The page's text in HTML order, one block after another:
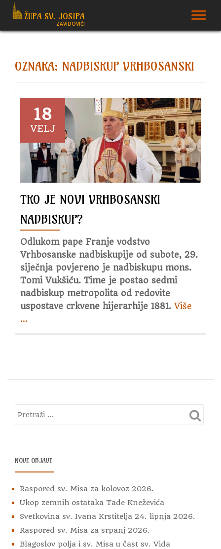
to
ŽUPA SV. JOSIPA
ZAVIDOVIĆI
OZNAKA: NADBISKUP VRHBOSANSKI
18
VELJ
TKO JE NOVI VRHBOSANSKI
NADBISKUP?
Odlukom pape Franje vodstvo
Vrhbosanske nadbiskupije od subote, 29.
siječnja povjereno je nadbiskupu mons.
Tomi Vukšiću. Time je postao sedmi
nadbiskup metropolita od redovite
uspostave crkvene hijerarhije 1881. Više
…
NOVE OBJAVE
Raspored sv. Misa za kolovoz 2026.
Ukop zemnih ostataka Tade Kneževića
Svetkovina sv. Ivana Krstitelja 24. lipnja 2026.
Raspored sv. Misa za srpanj 2026.
Blagoslov polja i sv. Misa u čast sv. Vida